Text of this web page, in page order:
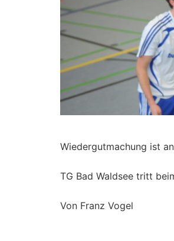
Wiedergutmachung ist
TG Bad Waldsee tritt
Von Franz Vogel